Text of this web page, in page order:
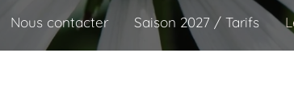
Nous contacter Saison 2027 / Tarifs